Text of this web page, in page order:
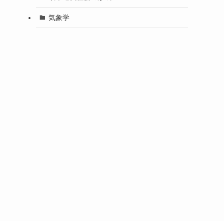
気象学